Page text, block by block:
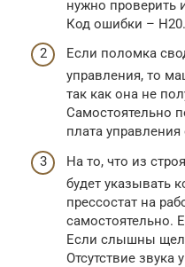
нужно проверить
Код ошибки – H20.
Если поломка
управления, то
так как она не
Самостоятельно
плата
На то, что из
будет указывать
прессостат на
самостоятельно.
Если слышны
Отсутствие звука